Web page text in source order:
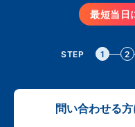
最短当日
STEP 1 2
問い合わせる